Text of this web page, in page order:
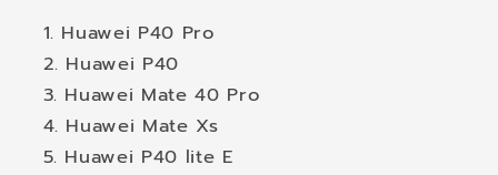
Huawei P40 Pro
Huawei P40
Huawei Mate 40 Pro
Huawei Mate Xs
Huawei P40 lite E